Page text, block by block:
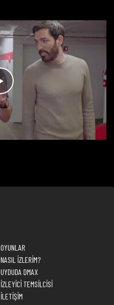
OYUNLAR
NASIL İZLERİM?
UYDUDA DMAX
İZLEYİCİ TEMSİLCİSİ
İLETİŞİM